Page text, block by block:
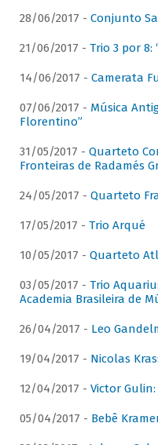
28/06/2017 - Conjunto
21/06/2017 - Trio 3 por 8:
14/06/2017 - Camerata
07/06/2017 - Música
Florentino”
31/05/2017 - Quarteto
Fronteiras de Radamés
24/05/2017 - Quarteto
17/05/2017 - Trio Arqué
10/05/2017 - Quarteto
03/05/2017 - Trio
Academia Brasileira de
26/04/2017 - Leo
19/04/2017 - Nicolas
12/04/2017 - Victor
05/04/2017 - Bebê